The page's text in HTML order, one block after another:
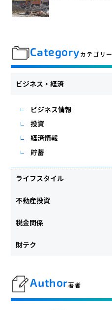
Categoryカテゴリー
ビジネス・経済
ビジネス情報
投資
経済情報
貯蓄
ライフスタイル
不動産投資
税金関係
財テク
Author著者